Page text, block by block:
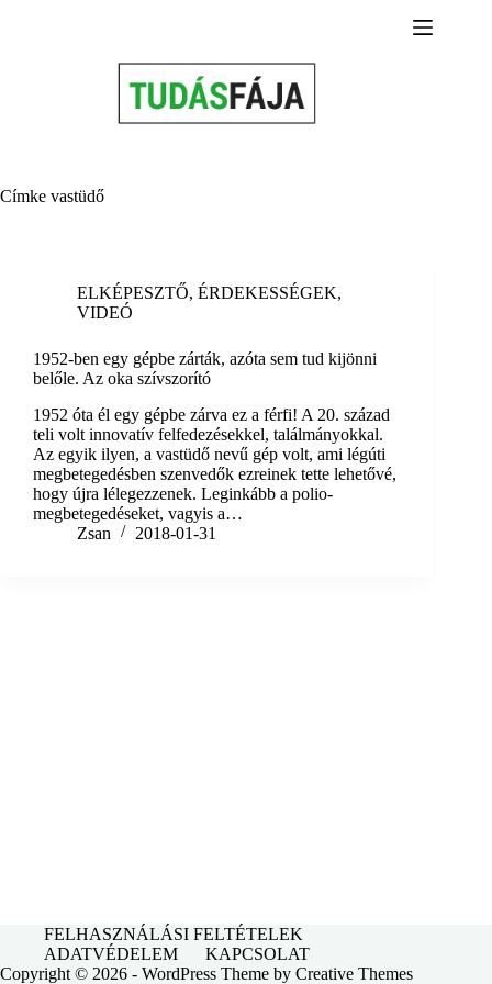
Címke vastüdő
ELKÉPESZTŐ, ÉRDEKESSÉGEK,
VIDEÓ
1952-ben egy gépbe zárták, azóta sem tud kijönni
belőle. Az oka szívszorító
1952 óta él egy gépbe zárva ez a férfi! A 20. század
teli volt innovatív felfedezésekkel, találmányokkal.
Az egyik ilyen, a vastüdő nevű gép volt, ami légúti
megbetegedésben szenvedők ezreinek tette lehetővé,
hogy újra lélegezzenek. Leginkább a polio-
megbetegedéseket, vagyis a…
Zsan
2018-01-31
FELHASZNÁLÁSI FELTÉTELEK
ADATVÉDELEM
KAPCSOLAT
Copyright © 2026 - WordPress Theme by Creative Themes